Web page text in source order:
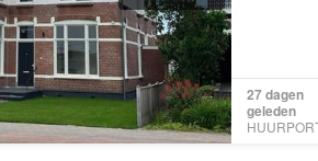
27 dagen
geleden